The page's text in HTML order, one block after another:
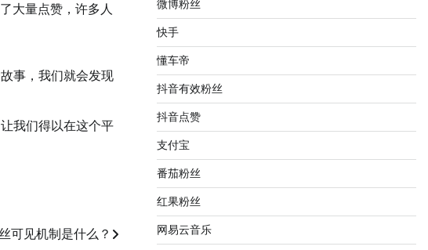
大量点赞，许多人
事，我们就会发现
我们得以在这个平
可见机制是什么？
微博粉丝
快手
懂车帝
抖音有效粉丝
抖音点赞
支付宝
番茄粉丝
红果粉丝
网易云音乐